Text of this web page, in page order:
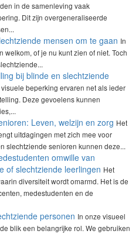
in de samenleving vaak
Dit zijn overgeneraliseerde
mensen om te gaan In
of je nu kunt zien of niet. Toch
bij blinde en slechtziende
beperking ervaren net als ieder
Deze gevoelens kunnen
Leven, welzijn en zorg Het
uitdagingen met zich mee voor
slechtziende senioren kunnen deze...
omwille van
of slechtziende leerlingen Het
diversiteit wordt omarmd. Het is de
medestudenten en de
personen In onze visueel
blik een belangrijke rol. We gebruiken